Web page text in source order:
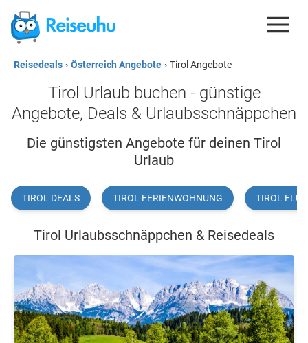
REISEDEALS
GUTSCHEINE
ESIM
REISEBLOG
Reisedeals › Österreich Angebote › Tirol Angebote
Tirol Urlaub buchen - günstige
Angebote, Deals & Urlaubsschnäppchen
Die günstigsten Angebote für deinen Tirol
Urlaub
TIROL DEALS TIROL FERIENWOHNUNG TIROL
Tirol Urlaubsschnäppchen & Reisedeals